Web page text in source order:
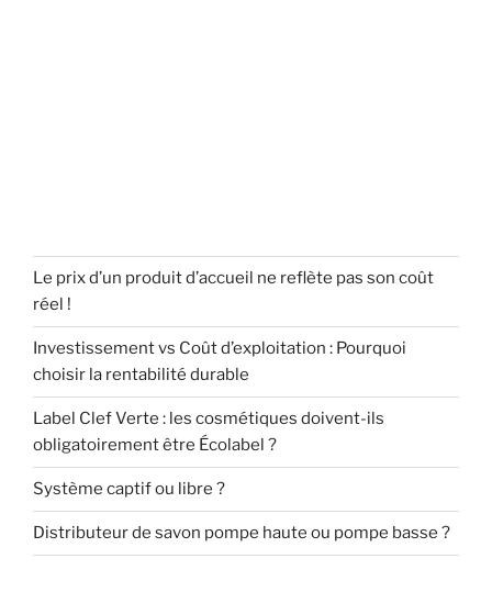
Le prix d’un produit d’accueil ne reflète pas son coût
réel !
Investissement vs Coût d’exploitation : Pourquoi
choisir la rentabilité durable
Label Clef Verte : les cosmétiques doivent-ils
obligatoirement être Écolabel ?
Système captif ou libre ?
Distributeur de savon pompe haute ou pompe basse ?